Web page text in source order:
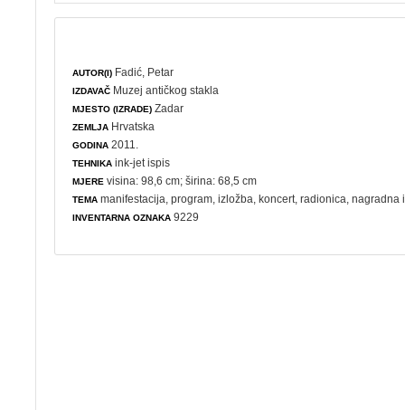
AUTOR(I) Fadić, Petar
IZDAVAČ Muzej antičkog stakla
MJESTO (IZRADE) Zadar
ZEMLJA Hrvatska
GODINA 2011.
TEHNIKA ink-jet ispis
MJERE visina: 98,6 cm; širina: 68,5 cm
TEMA manifestacija ,program ,izložba ,koncert ,radionica ,nagradna
INVENTARNA OZNAKA 9229